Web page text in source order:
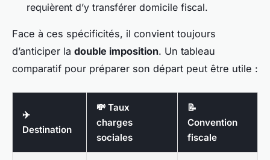
requièrent d’y transférer domicile fiscal.
Face à ces spécificités, il convient toujours
d’anticiper la double imposition. Un tableau
comparatif pour préparer son départ peut être utile :
✈️
Destination
💸 Taux
charges
sociales
📝
Convention
fiscale